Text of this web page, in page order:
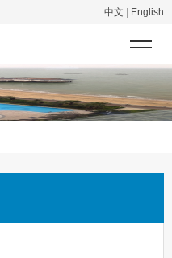
中文 English